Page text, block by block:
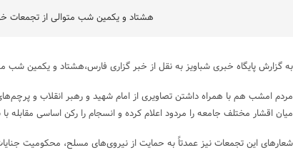
هشتاد و یکمین شب متوالی از تجمعات
به گزارش پایگاه خبری شباویز به نقل از خبر گزاری فارس،هشتاد و یکمین
مردم امشب هم با همراه داشتن تصاویری از امام شهید و رهبر انقلاب و
میان اقشار مختلف جامعه را مردود اعلام کرده و انسجام را رکن اساسی مقابله
شعارهای این تجمعات نیز عمدتاً به حمایت از نیروی‌های مسلح، محکومیت